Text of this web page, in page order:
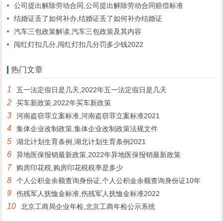
公司提出解除劳动合同,公司提出解除劳动合同赔偿标准
结婚证丢了如何补办,结婚证丢了如何补办结婚证
汽车三包政策解读,汽车三包政策及其内容
闯红灯扣几分,闯红灯扣几分罚多少钱2022
热门文章
1 五一法定假日是几天,2022年五一法定假日是几天
2 买车新政策,2022年买车新政策
3 河南盗窃罪立案标准,河南盗窃罪立案标准2021
4 集体企业改制政策,集体企业改制政策法规文件
5 湖北计划生育条例,湖北计划生育条例2021
6 异地医保报销最新政策,2022年异地医保报销最新政策
7 购房印花税,购房印花税税率是多少
8 个人公积金余额查询身份证,个人公积金余额查询身份证10年
9 伤残军人抚恤金标准,伤残军人抚恤金标准2022
10 北京工商局企业年检,北京工商年检公示系统